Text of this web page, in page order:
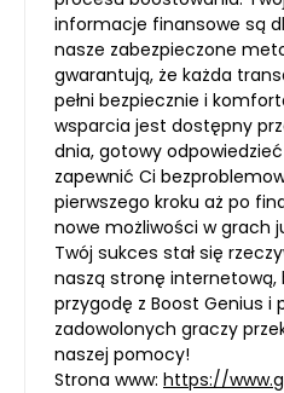
informacje finansowe są
nasze zabezpieczone
gwarantują, że każda
pełni bezpiecznie i
wsparcia jest dostępny
dnia, gotowy
zapewnić Ci
pierwszego kroku aż po
nowe możliwości w grach
Twój sukces stał się
naszą stronę internetową,
przygodę z Boost Genius i
zadowolonych graczy
naszej pomocy!
Strona www: https://